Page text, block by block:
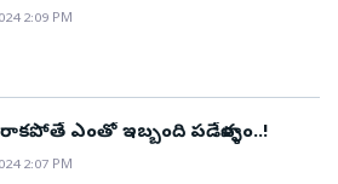
2:09 PM
ఎంతో ఇబ్బంది పడేవాళ్ళం..!
2:07 PM